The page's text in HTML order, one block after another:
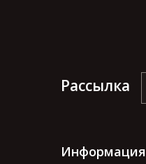
Рассылка
Информация